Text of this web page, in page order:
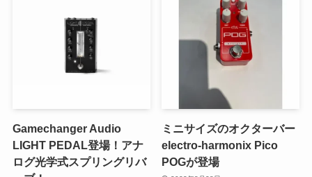
Gamechanger Audio
LIGHT PEDAL登場！アナ
ログ光学式スプリングリバ
ミニサイズのオクターバー
electro-harmonix Pico
POGが登場